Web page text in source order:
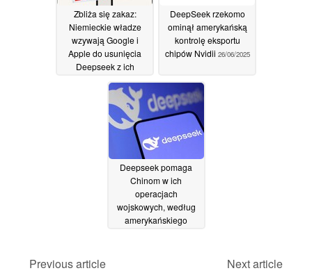
Zbliża się zakaz:
Niemieckie władze
wzywają Google i
Apple do usunięcia
Deepseek z ich
sklepów z aplikacjami
27/06/2025
DeepSeek rzekomo
ominął amerykańską
kontrolę eksportu
chipów Nvidii 26/06/2025
Deepseek pomaga
Chinom w ich
operacjach
wojskowych, według
amerykańskiego
Previous article
Next article